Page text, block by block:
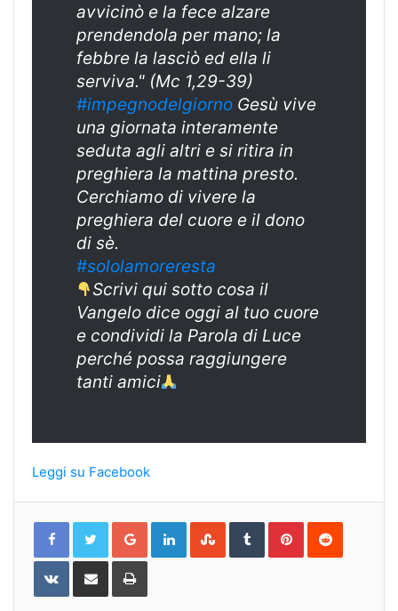
avvicinò e la fece alzare
prendendola per mano; la
febbre la lasciò ed ella li
serviva." (Mc 1,29-39)
#impegnodelgiorno Gesù vive
una giornata interamente
seduta agli altri e si ritira in
preghiera la mattina presto.
Cerchiamo di vivere la
preghiera del cuore e il dono
di sè.
#sololamoreresta
Scrivi qui sotto cosa il
Vangelo dice oggi al tuo cuore
e condividi la Parola di Luce
perché possa raggiungere
tanti amici
Leggi su Facebook
Google+LinkedInStumbleUpon
TumblrPinterestReddit
VKontakteShare
Email
Print